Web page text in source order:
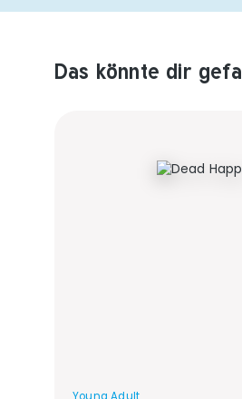
Produktempfehlungen
Das könnte dir